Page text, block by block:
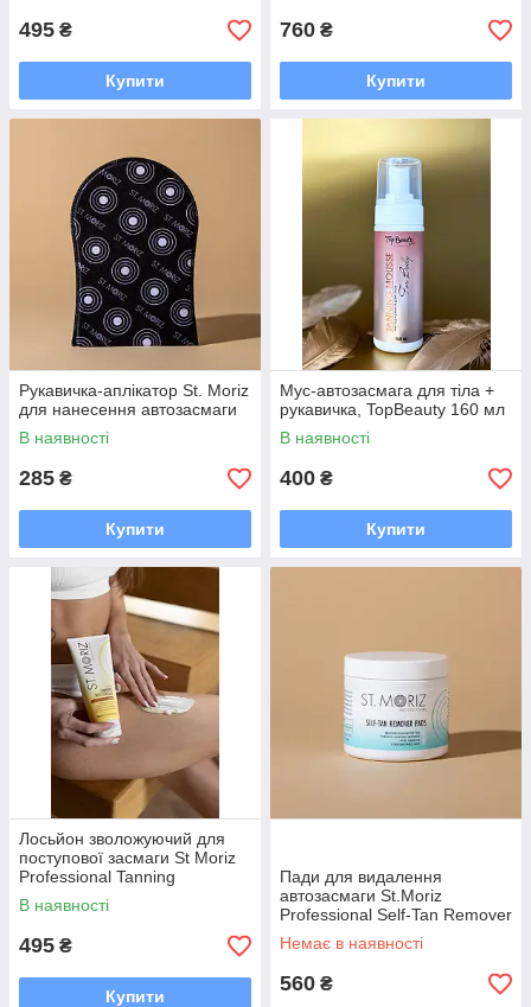
495 ₴
Купити
760 ₴
Купити
Рукавичка-аплікатор St. Moriz
для нанесення автозасмаги
В наявності
285 ₴
Купити
Мус-автозасмага для тіла +
рукавичка, TopBeauty 160 мл
В наявності
400 ₴
Купити
Лосьйон зволожуючий для
поступової засмаги St Moriz
Professional Tanning
Moisturiser 200
В наявності
495 ₴
Купити
Пади для видалення
автозасмаги St.Moriz
Professional Self-Tan Remover
Pads, 60 pads
Немає в наявності
560 ₴